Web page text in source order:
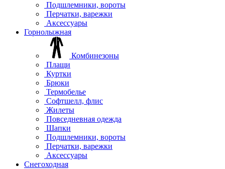
Подшлемники, вороты
Перчатки, варежки
Аксессуары
Горнолыжная
Комбинезоны
Плащи
Куртки
Брюки
Термобелье
Софтшелл, флис
Жилеты
Повседневная одежда
Шапки
Подшлемники, вороты
Перчатки, варежки
Аксессуары
Снегоходная